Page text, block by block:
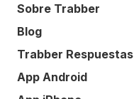
Sobre Trabber
Blog
Trabber Respuestas
App Android